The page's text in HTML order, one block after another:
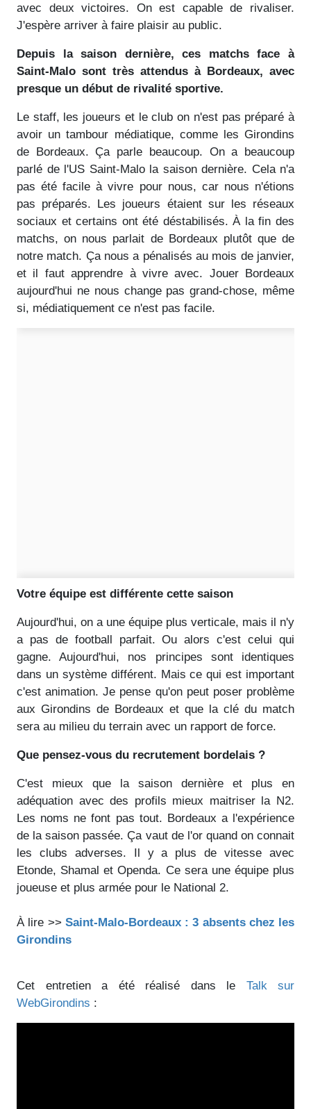
avec deux victoires. On est capable de rivaliser.
J'espère arriver à faire plaisir au public.
Depuis la saison dernière, ces matchs face à
Saint-Malo sont très attendus à Bordeaux, avec
presque un début de rivalité sportive.
Le staff, les joueurs et le club on n'est pas préparé à
avoir un tambour médiatique, comme les Girondins
de Bordeaux. Ça parle beaucoup. On a beaucoup
parlé de l'US Saint-Malo la saison dernière. Cela n'a
pas été facile à vivre pour nous, car nous n'étions
pas préparés. Les joueurs étaient sur les réseaux
sociaux et certains ont été déstabilisés. À la fin des
matchs, on nous parlait de Bordeaux plutôt que de
notre match. Ça nous a pénalisés au mois de janvier,
et il faut apprendre à vivre avec. Jouer Bordeaux
aujourd'hui ne nous change pas grand-chose, même
si, médiatiquement ce n'est pas facile.
Votre équipe est différente cette saison
Aujourd'hui, on a une équipe plus verticale, mais il n'y
a pas de football parfait. Ou alors c'est celui qui
gagne. Aujourd'hui, nos principes sont identiques
dans un système différent. Mais ce qui est important
c'est animation. Je pense qu'on peut poser problème
aux Girondins de Bordeaux et que la clé du match
sera au milieu du terrain avec un rapport de force.
Que pensez-vous du recrutement bordelais ?
C'est mieux que la saison dernière et plus en
adéquation avec des profils mieux maitriser la N2.
Les noms ne font pas tout. Bordeaux a l'expérience
de la saison passée. Ça vaut de l'or quand on connait
les clubs adverses. Il y a plus de vitesse avec
Etonde, Shamal et Openda. Ce sera une équipe plus
joueuse et plus armée pour le National 2.
À lire >> Saint-Malo-Bordeaux : 3 absents chez les
Girondins
Cet entretien a été réalisé dans le Talk sur
WebGirondins :